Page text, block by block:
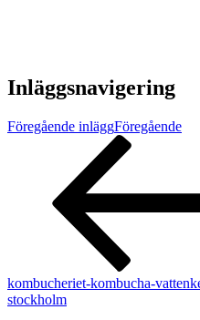
Inläggsnavigering
Föregående inläggFöregående
kombucheriet-kombucha-
stockholm